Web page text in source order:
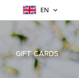
EN
GIFT CARDS